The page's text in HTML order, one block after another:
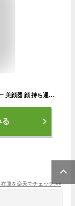
【お買い物マラソンセール30%OFF】 スチーマー 美顔器 顔 持ち運び ハンディ スチーマー ハンディ 加湿器【美ルル モイスミスト】ハンディミストスチーマー マスク荒れ 美肌 スキンケア 毛穴ケア 乾燥予防 化粧水 加湿 保湿 保水 充電式
る
庫を楽天でチェック>>